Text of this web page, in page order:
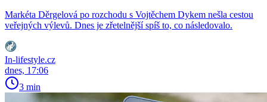
Markéta Děrgelová po rozchodu s Vojtěchem Dykem nešla cestou
veřejných výlevů. Dnes je zřetelnější spíš to, co následovalo.
In-lifestyle.cz
dnes, 17:06
3 min